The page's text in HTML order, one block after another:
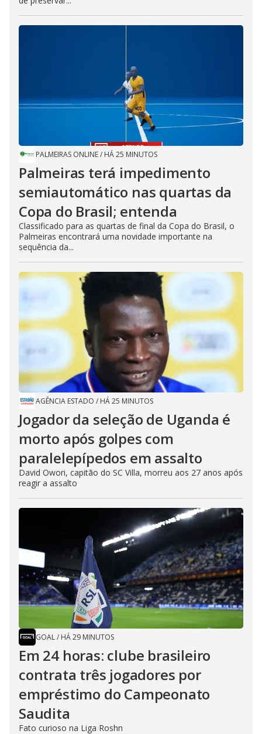
PALMEIRAS ONLINE/ HÁ 25 MINUTOS
Palmeiras terá impedimento
semiautomático nas quartas da
Copa do Brasil; entenda
Classificado para as quartas de final da Copa do Brasil, o
Palmeiras encontrará uma novidade importante na
sequência da...
AGÊNCIA ESTADO / HÁ 25 MINUTOS
Jogador da seleção de Uganda é
morto após golpes com
paralelepípedos em assalto
David Owori, capitão do SC Villa, morreu aos 27 anos após
reagir a assalto
GOAL/ HÁ 29 MINUTOS
Em 24 horas: clube brasileiro
contrata três jogadores por
empréstimo do Campeonato
Saudita
Fato curioso na Liga Roshn